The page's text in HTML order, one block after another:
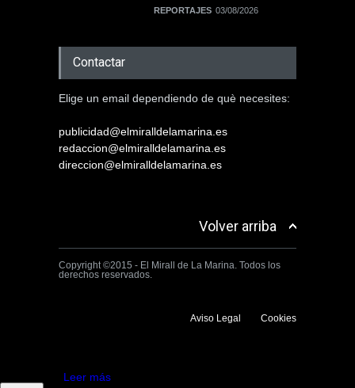
REPORTAJES 03/08/2026
Contactar
Elige un email dependiendo de què necesites:
publicidad@elmiralldelamarina.es
redaccion@elmiralldelamarina.es
direccion@elmiralldelamarina.es
Volver arriba
Copyright ©2015 - El Mirall de La Marina. Todos los
derechos reservados.
Aviso Legal Cookies
Leer más